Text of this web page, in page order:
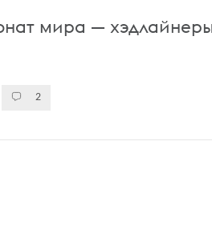
мира —
2